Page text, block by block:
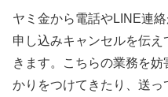
ヤミ金から電話やLINE連
申し込みキャンセルを伝
きます。こちらの業務を
かりをつけてきたり、送